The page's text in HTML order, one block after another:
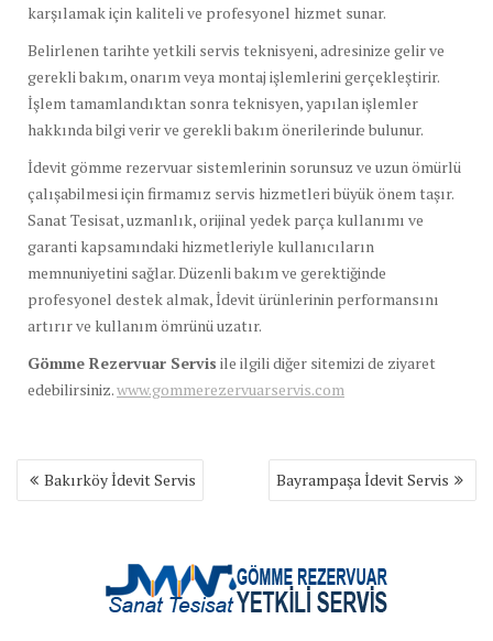
karşılamak için kaliteli ve profesyonel hizmet sunar.
Belirlenen tarihte yetkili servis teknisyeni, adresinize gelir ve
gerekli bakım, onarım veya montaj işlemlerini gerçekleştirir.
İşlem tamamlandıktan sonra teknisyen, yapılan işlemler
hakkında bilgi verir ve gerekli bakım önerilerinde bulunur.
İdevit gömme rezervuar sistemlerinin sorunsuz ve uzun ömürlü
çalışabilmesi için firmamız servis hizmetleri büyük önem taşır.
Sanat Tesisat, uzmanlık, orijinal yedek parça kullanımı ve
garanti kapsamındaki hizmetleriyle kullanıcıların
memnuniyetini sağlar. Düzenli bakım ve gerektiğinde
profesyonel destek almak, İdevit ürünlerinin performansını
artırır ve kullanım ömrünü uzatır.
Gömme Rezervuar Servis ile ilgili diğer sitemizi de ziyaret
edebilirsiniz.www.gommerezervuarservis.com
Yazı
gezinmesi
Bakırköy İdevit Servis Bayrampaşa İdevit Servis